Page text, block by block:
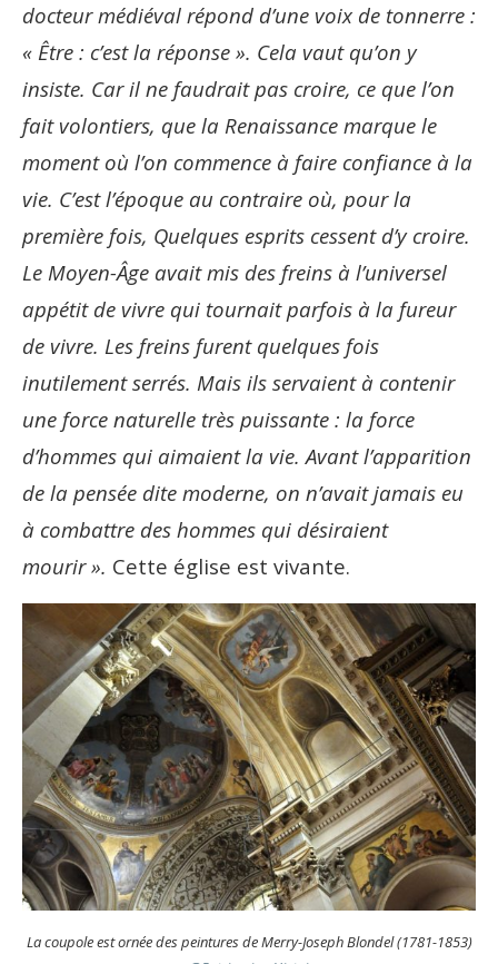
docteur médiéval répond d’une voix de tonnerre :
« Être : c’est la réponse ». Cela vaut qu’on y
insiste. Car il ne faudrait pas croire, ce que l’on
fait volontiers, que la Renaissance marque le
moment où l’on commence à faire confiance à la
vie. C’est l’époque au contraire où, pour la
première fois, Quelques esprits cessent d’y croire.
Le Moyen-Âge avait mis des freins à l’universel
appétit de vivre qui tournait parfois à la fureur
de vivre. Les freins furent quelques fois
inutilement serrés. Mais ils servaient à contenir
une force naturelle très puissante : la force
d’hommes qui aimaient la vie. Avant l’apparition
de la pensée dite moderne, on n’avait jamais eu
à combattre des hommes qui désiraient
mourir ». Cette église est vivante.
La coupole est ornée des peintures de Merry-Joseph Blondel (1781-1853)